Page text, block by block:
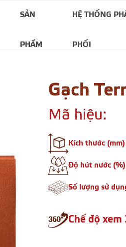
SẢN
PHẨM
HỆ THỐNG
PHỐI
Gạch
Mã hiệu:
Kích thước (mm)
Độ hút nước (%)
Số lượng sử
Chế độ